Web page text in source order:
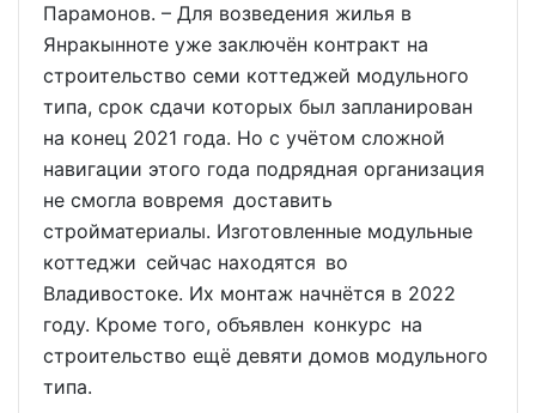
Парамонов. – Для возведения жилья в
Янракынноте уже заключён контракт на
строительство семи коттеджей модульного
типа, срок сдачи которых был запланирован
на конец 2021 года. Но с учётом сложной
навигации этого года подрядная организация
не смогла вовремя доставить
стройматериалы. Изготовленные модульные
коттеджи сейчас находятся во
Владивостоке. Их монтаж начнётся в 2022
году. Кроме того, объявлен конкурс на
строительство ещё девяти домов модульного
типа.